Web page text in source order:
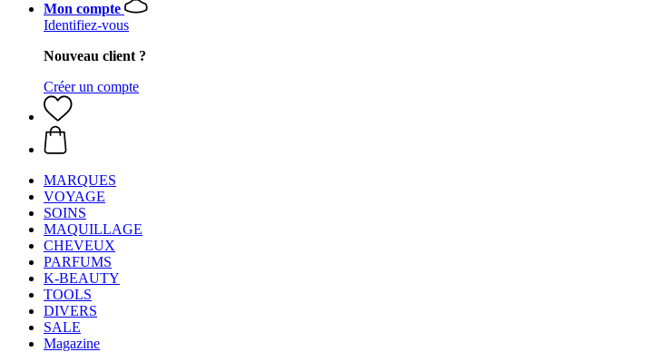
Mon compte
Identifiez-vous
Nouveau client ?
Créer un compte
MARQUES
VOYAGE
SOINS
MAQUILLAGE
CHEVEUX
PARFUMS
K-BEAUTY
TOOLS
DIVERS
SALE
Magazine